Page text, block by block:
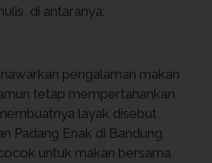
di antaranya:
pengalaman makan
tetap mempertahankan
layak disebut
Padang Enak di Bandung.
untuk makan bersama